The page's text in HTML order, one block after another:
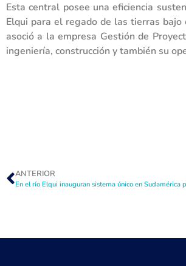
Esta central posee una eficiencia
Elqui para el regado de las tierras
asoció a la empresa Gestión de
ingeniería, construcción y también su
ANTERIOR
En el río Elqui inauguran sistema único en Sudamérica